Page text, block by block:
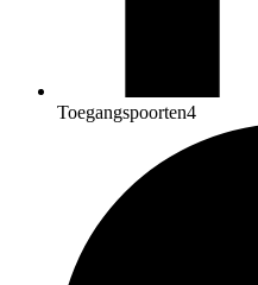
Toegangspoorten4